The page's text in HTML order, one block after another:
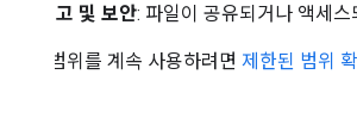
보고 및 보안: 파일이 공유되거나 액세
제한된 범위를 계속 사용하려면 제한된 범위